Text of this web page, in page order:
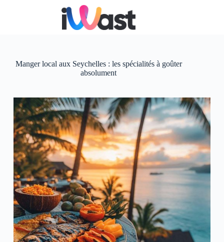
Manger local aux Seychelles : les spécialités à goûter
absolument